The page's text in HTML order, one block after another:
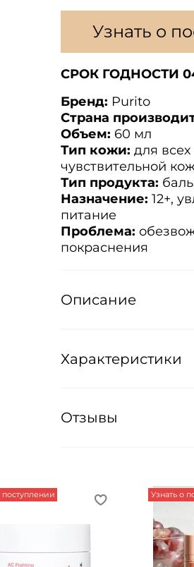
Узнать о
СРОК ГОДНОСТИ
Бренд: Purito
Страна
Объем: 60 мл
Тип кожи: для
чувствительной
Тип продукта:
Назначение: 12+,
питание
Проблема:
покраснения
Описание
Характеристики
Отзывы
поступлении Узнать о